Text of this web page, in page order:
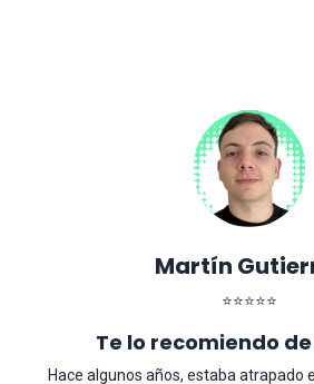
Martín
⭐⭐⭐⭐⭐
Te lo recomiendo
Hace algunos años, estaba atrapado